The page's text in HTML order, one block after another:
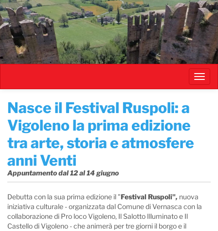
Salta
al
contenuto
principale
Nasce il Festival Ruspoli: a
Vigoleno la prima edizione
tra arte, storia e atmosfere
anni Venti
Appuntamento dal 12 al 14 giugno
Debutta con la sua prima edizione il "Festival Ruspoli", nuova
iniziativa culturale - organizzata dal Comune di Vernasca con la
collaborazione di Pro loco Vigoleno, Il Salotto Illuminato e Il
Castello di Vigoleno - che animerà per tre giorni il borgo e il